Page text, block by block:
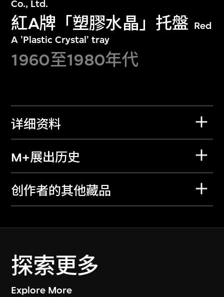
Co., Ltd.
紅A牌「塑膠水晶」托盤 Red
A 'Plastic Crystal' tray
1960至1980年代
详细资料
M+展出历史
创作者的其他藏品
探索更多
Explore More